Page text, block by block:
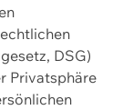
DSG)
Privatsphäre